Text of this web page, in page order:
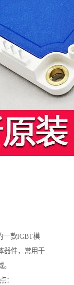
一款IGBT模
器件，常用于
：